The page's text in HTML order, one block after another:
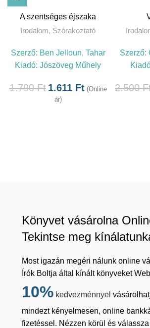
A szentséges éjszaka
Irodalom, Szórakoztató
Szerző: Ben Jelloun, Tahar
Kiadó: Jószöveg Műhely
1.790Ft 1.611 Ft (Online
ár)
Szerző:
2.500
Könyvet vásárolna
Tekintse meg
Most igazán megéri nálunk online
Írók Boltja által kínált könyveket
10% kedvezménnyel
mindezt kényelmesen, online
fizetéssel. Nézzen körül és